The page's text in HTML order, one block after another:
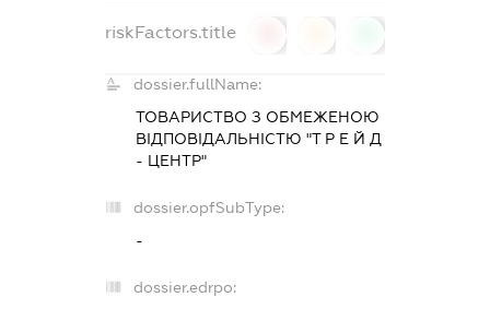
riskFactors.title
dossier.fullName:
ТОВАРИСТВО З ОБМЕЖЕНОЮ
ВІДПОВІДАЛЬНІСТЮ "Т Р Е Й Д
- ЦЕНТР"
dossier.opfSubType:
-
dossier.edrpo: